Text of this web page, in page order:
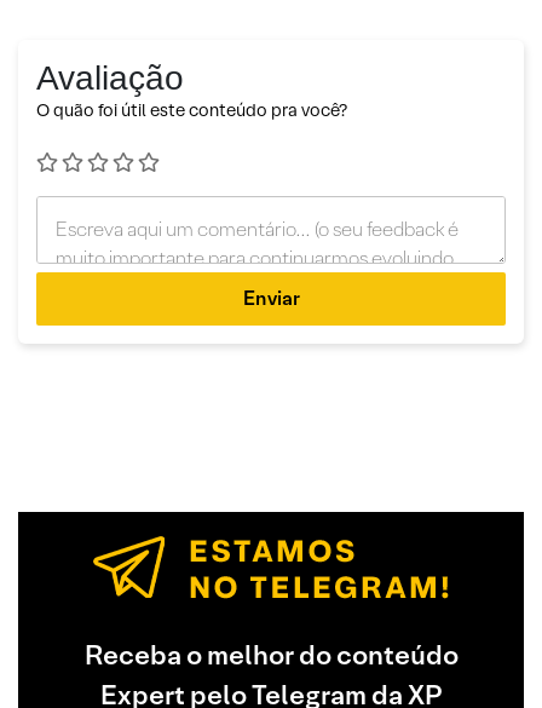
Avaliação
O quão foi útil este conteúdo pra você?
Enviar
Receba o melhor do conteúdo
Expert pelo Telegram da XP